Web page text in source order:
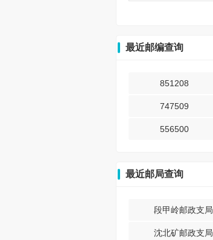
最近邮编查询
851208
747509
556500
最近邮局查询
段甲岭邮政支局
沈北矿邮政支局